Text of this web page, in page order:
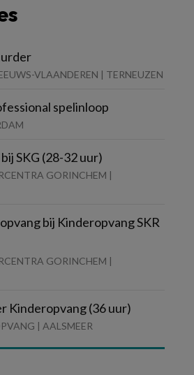
VLAANDEREN | TERNEUZEN
spelinloop
SKG (28-32 uur)
GORINCHEM |
bij Kinderopvang SKR
GORINCHEM |
Kinderopvang (36 uur)
| AALSMEER